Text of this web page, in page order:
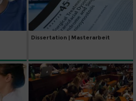
Dissertation | Masterarbeit